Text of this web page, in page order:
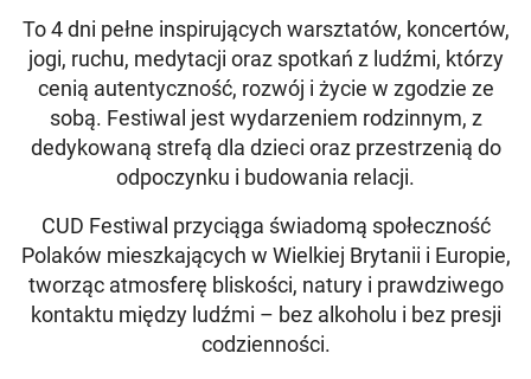
To 4 dni pełne inspirujących warsztatów, koncertów,
jogi, ruchu, medytacji oraz spotkań z ludźmi, którzy
cenią autentyczność, rozwój i życie w zgodzie ze
sobą. Festiwal jest wydarzeniem rodzinnym, z
dedykowaną strefą dla dzieci oraz przestrzenią do
odpoczynku i budowania relacji.
CUD Festiwal przyciąga świadomą społeczność
Polaków mieszkających w Wielkiej Brytanii i Europie,
tworząc atmosferę bliskości, natury i prawdziwego
kontaktu między ludźmi – bez alkoholu i bez presji
codzienności.